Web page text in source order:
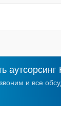
и все